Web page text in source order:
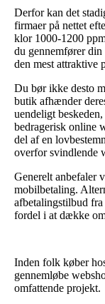
Derfor kan det
firmaer på nettet
klor 1000-1200
du gennemfører
den mest attraktive
Du bør ikke desto
butik afhænder
uendeligt
bedragerisk online
del af en
overfor svindlende
Generelt anbefaler
mobilbetaling.
afbetalingstilbud
fordel i at dække
Inden folk køber
gennemløbe
omfattende projekt.